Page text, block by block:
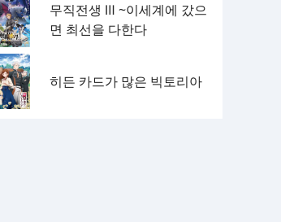
무직전생 Ⅲ ~이세계에 갔으
면 최선을 다한다
히든 카드가 많은 빅토리아